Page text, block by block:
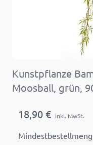
Kunstpflanze
Moosball, grün,
18,90 € inkl. MwSt.